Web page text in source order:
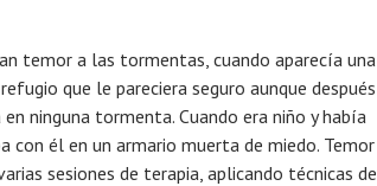
temor a las tormentas, cuando aparecía una
que le pareciera seguro aunque después
ninguna tormenta. Cuando era niño y había
con él en un armario muerta de miedo. Temor
sesiones de terapia, aplicando técnicas de